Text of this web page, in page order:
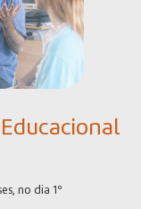
no dia 1º